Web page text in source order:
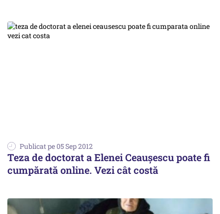
Publicat pe 05 Sep 2012
Teza de doctorat a Elenei Ceaușescu poate fi
cumpărată online. Vezi cât costă